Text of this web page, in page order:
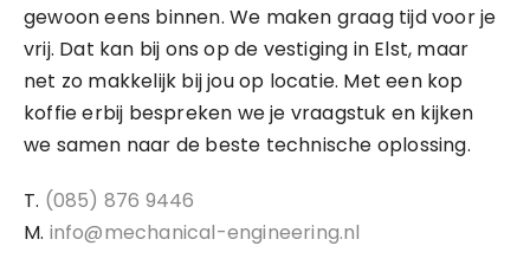
gewoon eens binnen. We maken graag tijd voor je
vrij. Dat kan bij ons op de vestiging in Elst, maar
net zo makkelijk bij jou op locatie. Met een kop
koffie erbij bespreken we je vraagstuk en kijken
we samen naar de beste technische oplossing.
T. (085) 876 9446
M. info@mechanical-engineering.nl